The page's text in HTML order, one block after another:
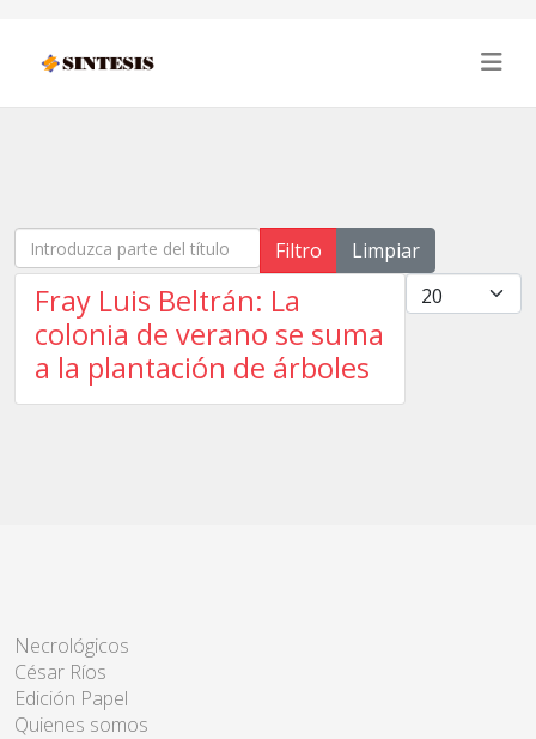
Introduzca parte del título Filtro
Limpiar
Cantidad
Fray Luis Beltrán: La
colonia de verano se suma
a la plantación de árboles
Necrológicos
César Ríos
Edición Papel
Quienes somos